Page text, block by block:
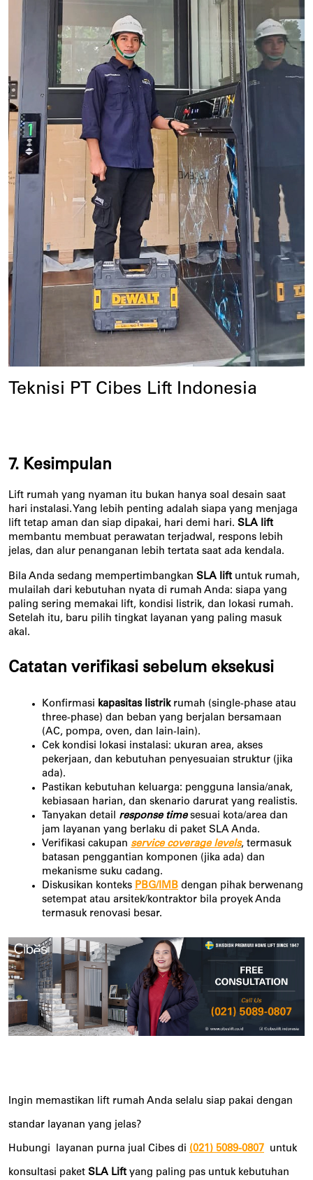
Teknisi PT Cibes Lift Indonesia
7. Kesimpulan
Lift rumah yang nyaman itu bukan hanya soal desain saat
hari instalasi. Yang lebih penting adalah siapa yang menjaga
lift tetap aman dan siap dipakai, hari demi hari. SLA lift
membantu membuat perawatan terjadwal, respons lebih
jelas, dan alur penanganan lebih tertata saat ada kendala.
Bila Anda sedang mempertimbangkan SLA lift untuk rumah,
mulailah dari kebutuhan nyata di rumah Anda: siapa yang
paling sering memakai lift, kondisi listrik, dan lokasi rumah.
Setelah itu, baru pilih tingkat layanan yang paling masuk
akal.
Catatan verifikasi sebelum eksekusi
Konfirmasi kapasitas listrikrumah (single-phase atau
three-phase) dan beban yang berjalan bersamaan
(AC, pompa, oven, dan lain-lain).
Cek kondisi lokasi instalasi: ukuran area, akses
pekerjaan, dan kebutuhan penyesuaian struktur (jika
ada).
Pastikan kebutuhan keluarga: pengguna lansia/anak,
kebiasaan harian, dan skenario darurat yang realistis.
Tanyakan detail response timesesuai kota/area dan
jam layanan yang berlaku di paket SLA Anda.
Verifikasi cakupan service coverage levels, termasuk
batasan penggantian komponen (jika ada) dan
mekanisme suku cadang.
Diskusikan konteks PBG/IMB dengan pihak berwenang
setempat atau arsitek/kontraktor bila proyek Anda
termasuk renovasi besar.
Ingin memastikan lift rumah Anda selalu siap pakai dengan
standar layanan yang jelas?
Hubungi layanan purna jual Cibes di (021) 5089-0807 untuk
konsultasi paket SLA Lift yang paling pas untuk kebutuhan